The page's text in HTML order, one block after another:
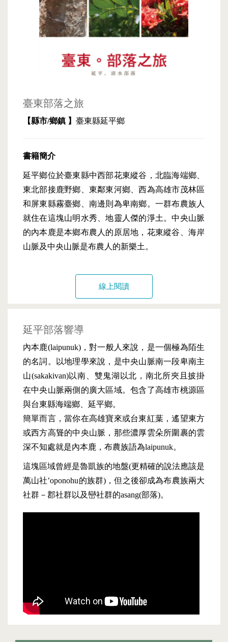
臺東部落之旅
【縣市/鄉鎮 】 臺東縣延平鄉
書籍簡介
延平鄉位於臺東縣中西部花東縱谷，北臨海端鄉、
東北部接鹿野鄉、東鄰東河鄉、西為高雄市茂林區
和屏東縣霧臺鄉、南邊則為卑南鄉。一群布農族人
就住在這塊山明水秀、地靈人傑的淨土。中央山脈
的內本鹿是本鄉布農人的原居地，花東縱谷、海岸
山脈及中央山脈是布農人的新樂土。
線上閱讀
延平部落響導
內本鹿(laipunuk)，對一般人來說，是一個極為陌生
的名詞。以地理學來說，是中央山脈南一段卑南主
山(sakakivan)以南、雙鬼湖以北，南北所夾且披掛
在中央山脈兩側的廣大區域。包含了高雄市桃源區
與台東縣海端鄉、延平鄉。
簡單而言，當你在高雄寶來或台東紅葉，遙望東方
或西方高聳的中央山脈，那些濃厚雲朵所圍裹的雲
深不知處就是內本鹿，布農族語為laipunuk。
這塊區域曾經是魯凱族的地盤(更精確的說法應該是
萬山社’oponohu的族群)，但之後卻成為布農族兩大
社群－郡社群以及巒社群的asang(部落)。